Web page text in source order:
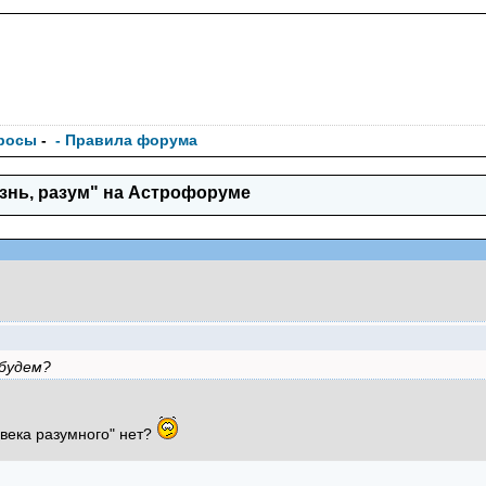
- - Правила форума
разум" на Астрофоруме
разумного" нет?